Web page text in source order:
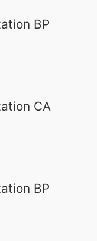
BP
CA
BP